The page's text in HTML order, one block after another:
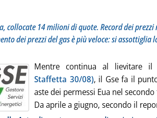
collocate 14 milioni di quote. Record dei
dei prezzi del gas è più veloce: si assottiglia
Mentre continua al lievitare il
Staffetta 30/08), il Gse fa il
aste dei permessi Eua nel
Da aprile a giugno, secondo il